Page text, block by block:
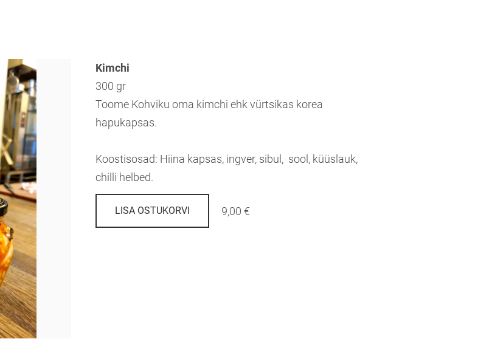
Kimchi
300 gr
Toome Kohviku oma kimchi ehk vürtsikas korea
hapukapsas.
Koostisosad: Hiina kapsas, ingver, sibul, sool, küüslauk,
chilli helbed.
LISA OSTUKORVI 9,00 €